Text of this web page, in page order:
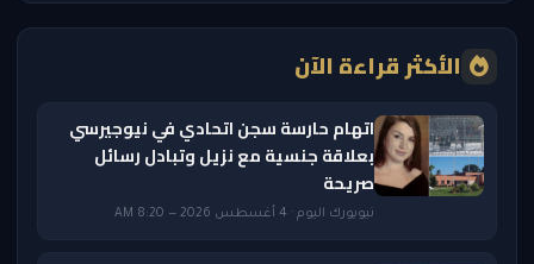
الأكثر قراءة الآن
اتهام حارسة سجن اتحادي في نيوجيرسي
بعلاقة جنسية مع نزيل وتبادل رسائل
صريحة
نيويورك اليوم · 4 أغسطس 2026 — 8:20 AM